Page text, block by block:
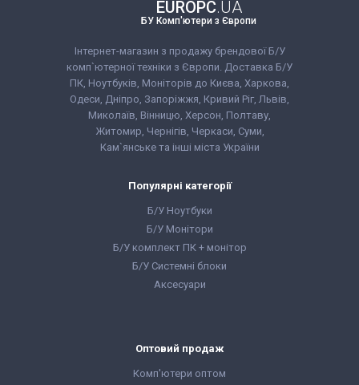
видаткова накладна
видаткова накладна
Оперативна пам'ять:
UHD Graphics 620
Процесор:
Intel®
Core™ i7-8550U
Processor 8M Cache,
up to 4.00 GHz
Покоління процесора:
Intel Core i7 - 8gen
Форм-фактор: USFF
Комплектація:
підключення,
клавіатура, миша,
гарантійний талон,
видаткова накладна
Оперативна пам'ять:
16 GB (DDR4)
UHD Graphics 630
Процесор:
Core™ i5-8400
Processor 9M Cache,
up to 4.00 GHz
Покоління процесора:
Intel Core i5 - 8gen
Форм-фактор: SFF
Комплектація:
підключення,
клавіатура, миша,
гарантійний талон,
видаткова накладна
EUROPC.UA
БУ Комп'ютери з Європи
Інтернет-магазин з продажу брендової Б/У
комп`ютерної техніки з Європи. Доставка Б/У
ПК, Ноутбуків, Моніторів до Києва, Харкова,
Одеси, Дніпро, Запоріжжя, Кривий Ріг, Львів,
Миколаїв, Вінницю, Херсон, Полтаву,
Житомир, Чернігів, Черкаси, Суми,
Кам`янське та інші міста України
Популярні категорії
Б/У Ноутбуки
Б/У Монітори
Б/У комплект ПК + монітор
Б/У Системні блоки
Аксесуари
Оптовий продаж
Комп'ютери оптом